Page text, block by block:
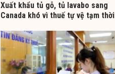
Xuất khẩu tủ gỗ, tủ lavabo sang
Canada khó vì thuế tự vệ tạm thời